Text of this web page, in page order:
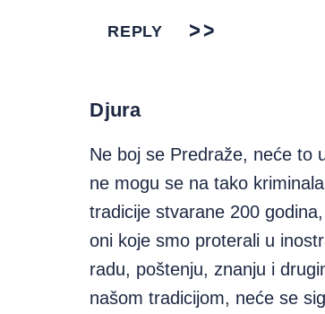
REPLY
Djura
Ne boj se Predraže, neće to
ne mogu se na tako
tradicije stvarane 200
oni koje smo proterali u
radu, poštenju, znanju i
našom tradicijom, neće se